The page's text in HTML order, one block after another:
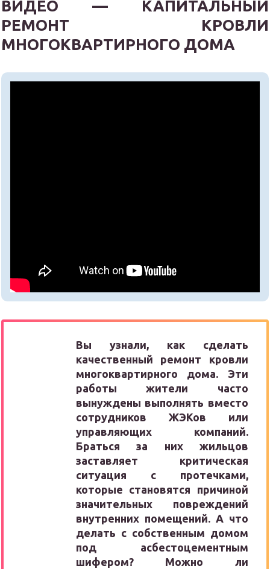
ВИДЕО — КАПИТАЛЬНЫЙ
РЕМОНТ КРОВЛИ
МНОГОКВАРТИРНОГО ДОМА
Вы узнали, как сделать
качественный ремонт кровли
многоквартирного дома. Эти
работы жители часто
вынуждены выполнять вместо
сотрудников ЖЭКов или
управляющих компаний.
Браться за них жильцов
заставляет критическая
ситуация с протечками,
которые становятся причиной
значительных повреждений
внутренних помещений. А что
делать с собственным домом
под асбестоцементным
шифером? Можно ли